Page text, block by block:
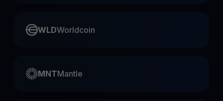
WLDWorldcoin
MNTMantle